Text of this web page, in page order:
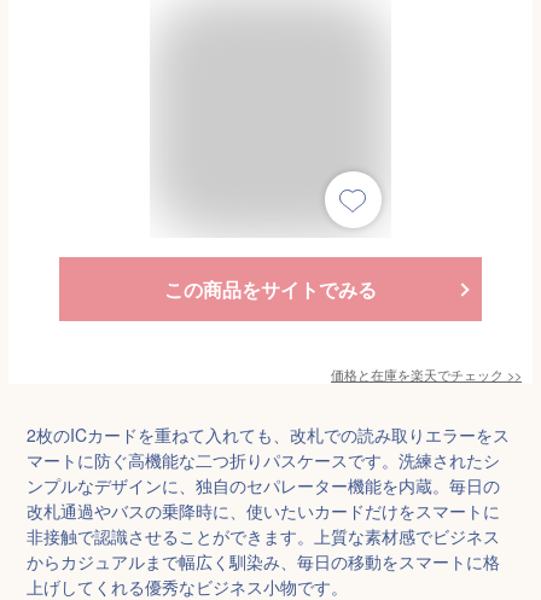
この商品をサイトでみる
価格と在庫を楽天でチェック >>
2枚のICカードを重ねて入れても、改札での読み取りエラーをス
マートに防ぐ高機能な二つ折りパスケースです。洗練されたシ
ンプルなデザインに、独自のセパレーター機能を内蔵。毎日の
改札通過やバスの乗降時に、使いたいカードだけをスマートに
非接触で認識させることができます。上質な素材感でビジネス
からカジュアルまで幅広く馴染み、毎日の移動をスマートに格
上げしてくれる優秀なビジネス小物です。